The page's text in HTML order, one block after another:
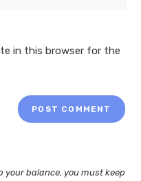
in this browser for the
your balance, you must keep